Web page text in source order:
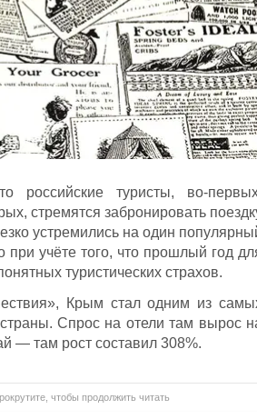
российские туристы, во-
стремятся забронировать
устремились на один
учёте того, что прошлый год
туристических страхов.
Крым стал одним из
Спрос на отели там вырос
— там рост составил 308%.
чтобы продолжить читать